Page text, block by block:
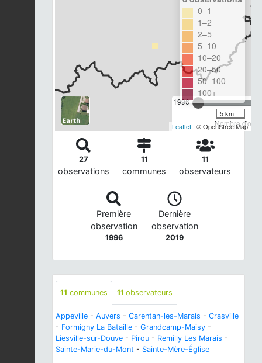
1996
Nombre
0–1
1–2
2–5
5–10
10–20
20–50
50–100
100+
5 km
Leaflet | © OpenStreetMap
27
observations
11
communes
11
observateurs
Première
observation
1996
Dernière
observation
2019
11 communes 11 observateurs
Appeville - Auvers - Carentan-les-Marais - Crasville
- Formigny La Bataille - Grandcamp-Maisy -
Liesville-sur-Douve - Pirou - Remilly Les Marais -
Sainte-Marie-du-Mont - Sainte-Mère-Église